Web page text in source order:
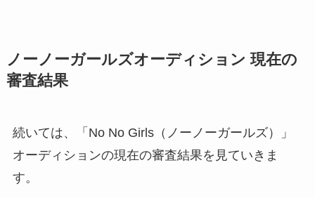
ノーノーガールズオーディション 現在の
審査結果
続いては、「No No Girls（ノーノーガールズ）」
オーディションの現在の審査結果を見ていきま
す。